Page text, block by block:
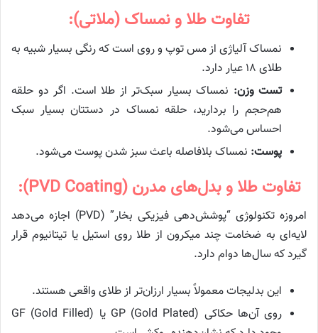
تفاوت طلا و نمساک (ملاتی):
نمساک آلیاژی از مس توپ و روی است که رنگی بسیار شبیه به
طلای ۱۸ عیار دارد.
تست وزن: نمساک بسیار سبک‌تر از طلا است. اگر دو حلقه
هم‌حجم را بردارید، حلقه نمساک در دستتان بسیار سبک
احساس می‌شود.
پوست: نمساک بلافاصله باعث سبز شدن پوست می‌شود.
تفاوت طلا و بدل‌های مدرن (PVD Coating):
امروزه تکنولوژی “پوشش‌دهی فیزیکی بخار” (PVD) اجازه می‌دهد
لایه‌ای به ضخامت چند میکرون از طلا روی استیل یا تیتانیوم قرار
گیرد که سال‌ها دوام دارد.
این بدلیجات معمولاً بسیار ارزان‌تر از طلای واقعی هستند.
روی آن‌ها حکاکی GP (Gold Plated) یا GF (Gold Filled)